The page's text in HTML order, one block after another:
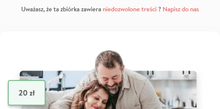
Uważasz, że ta zbiórka zawiera niedozwolone treści? Napisz do nas